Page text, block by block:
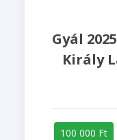
Gyál
Király
100 000 Ft